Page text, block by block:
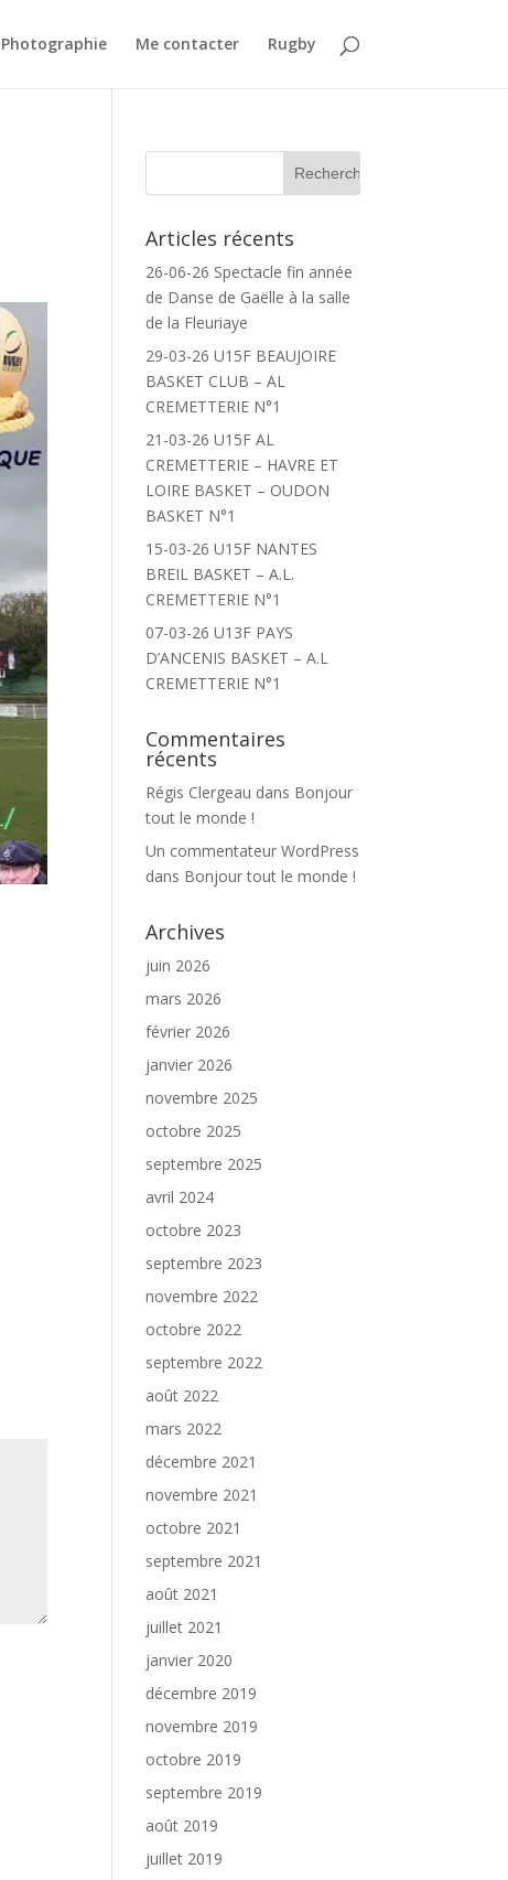
Photographie Me contacter Rugby
Articles récents
26-06-26 Spectacle fin année
de Danse de Gaëlle à la salle
de la Fleuriaye
29-03-26 U15F BEAUJOIRE
BASKET CLUB – AL
CREMETTERIE N°1
21-03-26 U15F AL
CREMETTERIE – HAVRE ET
LOIRE BASKET – OUDON
BASKET N°1
15-03-26 U15F NANTES
BREIL BASKET – A.L.
CREMETTERIE N°1
07-03-26 U13F PAYS
D’ANCENIS BASKET – A.L
CREMETTERIE N°1
Commentaires
récents
Régis Clergeau dans Bonjour
tout le monde !
Un commentateur WordPress
dans Bonjour tout le monde !
Archives
juin 2026
mars 2026
février 2026
janvier 2026
novembre 2025
octobre 2025
septembre 2025
avril 2024
octobre 2023
septembre 2023
novembre 2022
octobre 2022
septembre 2022
août 2022
mars 2022
décembre 2021
novembre 2021
octobre 2021
septembre 2021
août 2021
juillet 2021
janvier 2020
décembre 2019
novembre 2019
octobre 2019
septembre 2019
août 2019
juillet 2019